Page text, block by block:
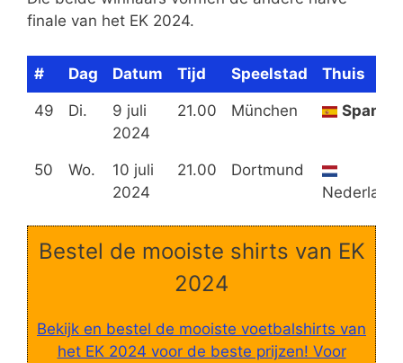
finale van het EK 2024.
# Dag Datum Tijd Speelstad Thuis
49 Di.
9 juli
2024
21.00 München Spanje
50 Wo.
10 juli
2024
21.00
Dortmund
Nederland
Bestel de mooiste shirts van EK
2024
Bekijk en bestel de mooiste voetbalshirts van
het EK 2024 voor de beste prijzen! Voor